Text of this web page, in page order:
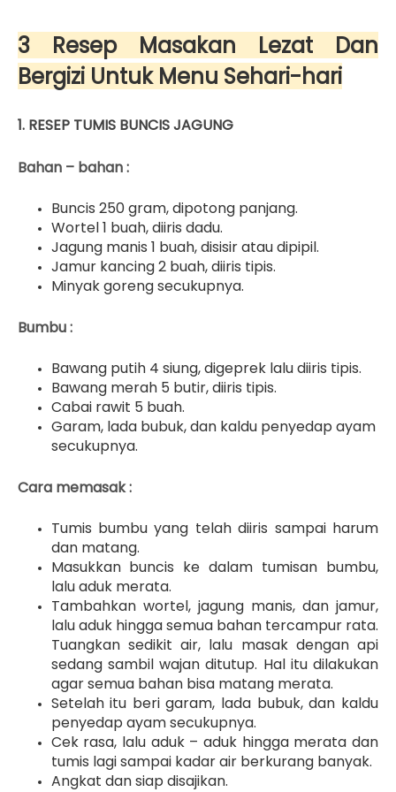
3 Resep Masakan Lezat Dan
Bergizi Untuk Menu Sehari-hari
1. RESEP TUMIS BUNCIS JAGUNG
Bahan – bahan :
Buncis 250 gram, dipotong panjang.
Wortel 1 buah, diiris dadu.
Jagung manis 1 buah, disisir atau dipipil.
Jamur kancing 2 buah, diiris tipis.
Minyak goreng secukupnya.
Bumbu :
Bawang putih 4 siung, digeprek lalu diiris tipis.
Bawang merah 5 butir, diiris tipis.
Cabai rawit 5 buah.
Garam, lada bubuk, dan kaldu penyedap ayam
secukupnya.
Cara memasak :
Tumis bumbu yang telah diiris sampai harum
dan matang.
Masukkan buncis ke dalam tumisan bumbu,
lalu aduk merata.
Tambahkan wortel, jagung manis, dan jamur,
lalu aduk hingga semua bahan tercampur rata.
Tuangkan sedikit air, lalu masak dengan api
sedang sambil wajan ditutup. Hal itu dilakukan
agar semua bahan bisa matang merata.
Setelah itu beri garam, lada bubuk, dan kaldu
penyedap ayam secukupnya.
Cek rasa, lalu aduk – aduk hingga merata dan
tumis lagi sampai kadar air berkurang banyak.
Angkat dan siap disajikan.